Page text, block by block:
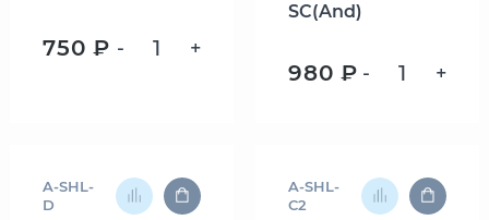
750 ₽ - +
SC(And)
980 ₽ - +
A-SHL-
D
A-SHL-
C2